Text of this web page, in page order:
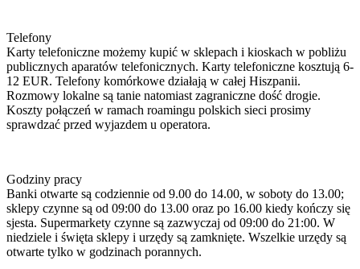
Telefony
Karty telefoniczne możemy kupić w sklepach i kioskach w pobliżu
publicznych aparatów telefonicznych. Karty telefoniczne kosztują 6-
12 EUR. Telefony komórkowe działają w całej Hiszpanii.
Rozmowy lokalne są tanie natomiast zagraniczne dość drogie.
Koszty połączeń w ramach roamingu polskich sieci prosimy
sprawdzać przed wyjazdem u operatora.
Godziny pracy
Banki otwarte są codziennie od 9.00 do 14.00, w soboty do 13.00;
sklepy czynne są od 09:00 do 13.00 oraz po 16.00 kiedy kończy się
sjesta. Supermarkety czynne są zazwyczaj od 09:00 do 21:00. W
niedziele i święta sklepy i urzędy są zamknięte. Wszelkie urzędy są
otwarte tylko w godzinach porannych.